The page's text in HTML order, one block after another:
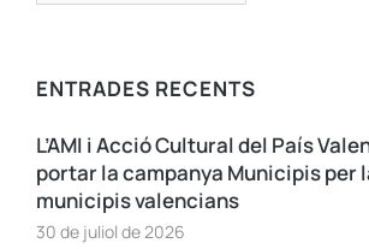
ENTRADES RECENTS
L’AMI i Acció Cultural del País
portar la campanya Municipis per
municipis valencians
30 de juliol de 2026